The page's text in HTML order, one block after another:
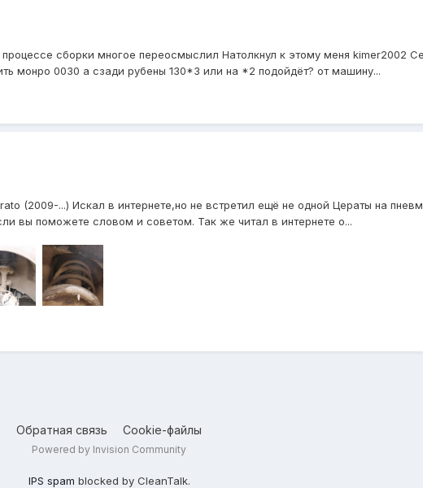
сборки многое переосмыслил Натолкнул к этому меня kimer2002
монро 0030 а сзади рубены 130*3 или на *2 подойдёт? от машину...
(2009-...) Искал в интернете,но не встретил ещё не одной Цераты на
вы поможете словом и советом. Так же читал в интернете о...
Обратная связь Cookie-файлы
Powered by Invision Community
IPS spam blocked by CleanTalk.